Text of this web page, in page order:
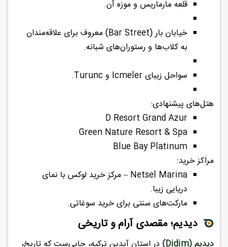
قلعه مارماریس و موزه آن.
خیابان بار (Bar Street) معروف برای علاقه‌مندان
به کلاب‌ها و رستوران‌های شبانه.
سواحل زیبای Icmeler و Turunc.
هتل‌های پیشنهادی:
D Resort Grand Azur
Green Nature Resort & Spa
Blue Bay Platinum
مراکز خرید:
Netsel Marina – مرکز خرید لوکس با نمای
دریایی زیبا.
مارکت‌های سنتی برای خرید سوغاتی.
دیدیم؛ مقصدی آرام و تاریخی
دیدیم (Didim) در استان آیدین ترکیه، جایی‌ست که تاریخ،